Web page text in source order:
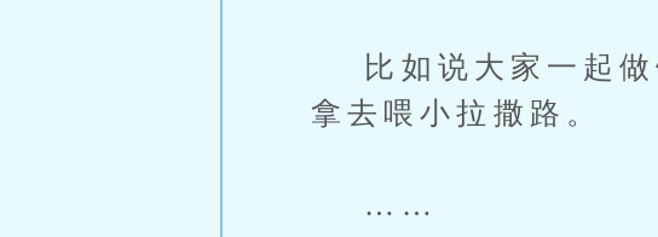
比如说大家一起做
拿去喂小拉撒路。
……